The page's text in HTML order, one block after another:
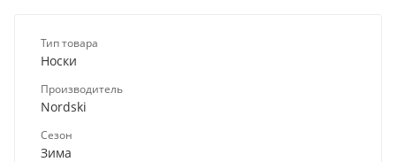
Тип товара
Носки
Производитель
Nordski
Сезон
Зима